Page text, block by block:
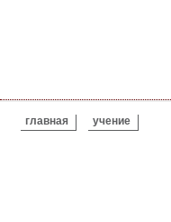
ВЫ ЗДЕСЬ
главная учение